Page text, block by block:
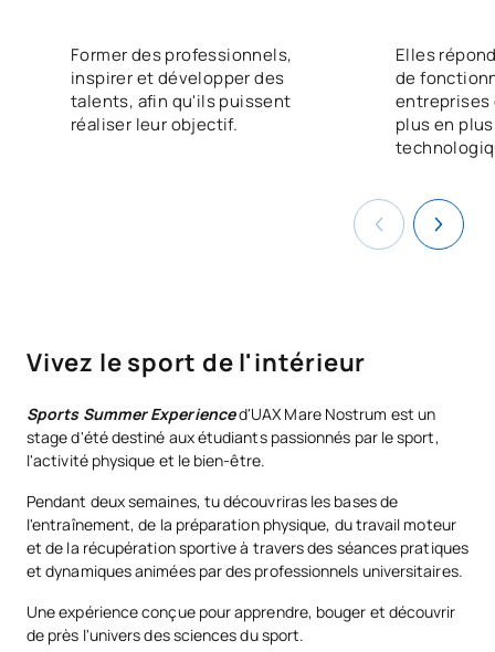
Former des professionnels,
inspirer et développer des
talents, afin qu'ils puissent
réaliser leur objectif.
Elles
de
entreprises
plus en
Vivez le sport de l'intérieur
Sports Summer Experienced'UAX Mare Nostrum est un
stage d'été destiné aux étudiants passionnés par le sport,
l'activité physique et le bien-être.
Pendant deux semaines, tu découvriras les bases de
l'entraînement, de la préparation physique, du travail moteur
et de la récupération sportive à travers des séances pratiques
et dynamiques animées par des professionnels universitaires.
Une expérience conçue pour apprendre, bouger et découvrir
de près l'univers des sciences du sport.